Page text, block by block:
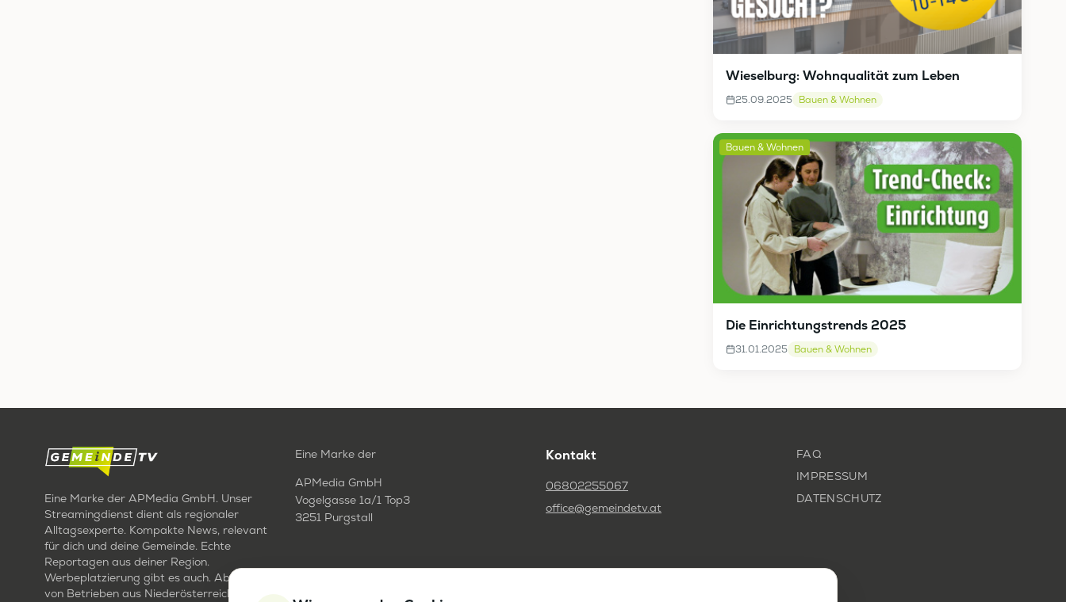
Wieselburg: Wohnqualität zum Leben
25.09.2025 Bauen & Wohnen
Bauen & Wohnen
Die Einrichtungstrends 2025
31.01.2025 Bauen & Wohnen
Eine Marke der APMedia GmbH. Unser
Streamingdienst dient als regionaler
Alltagsexperte. Kompakte News, relevant
für dich und deine Gemeinde. Echte
Reportagen aus deiner Region.
Werbeplatzierung gibt es auch. Aber nur
von Betrieben aus Niederösterreich. Für
Eine Marke der
APMedia GmbH
Vogelgasse 1a/1 Top3
3251 Purgstall
Kontakt
06802255067
office@gemeindetv.at
FAQ
IMPRESSUM
DATENSCHUTZ